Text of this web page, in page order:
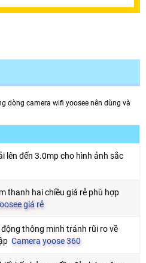
dòng camera wifi yoosee nên dùng và
lên đến 3.0mp cho hình ảnh sắc
thanh hai chiều giá rẻ phù hợp
giá rẻ
thông minh tránh rũi ro về
Camera yoose 360